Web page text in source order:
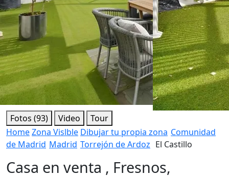
Fotos (93) Video
Tour
HomeZona Vislble Dibujar tu propia zona Comunidad
de Madrid Madrid Torrejón de Ardoz El Castillo
Casa en venta , Fresnos,